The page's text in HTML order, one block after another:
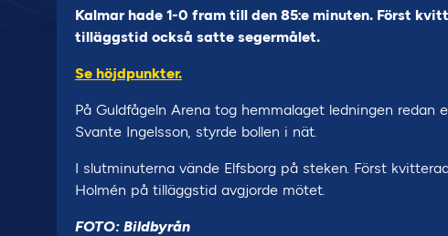
Kalmar hade 1-0 fram till den 85:e minuten. Först
tilläggstid också satte segermålet.
Se höjdpunkter.
På Guldfågeln Arena tog hemmalaget ledningen
Svante Ingelsson, styrde bollen i nät.
I slutminuterna vände Elfsborg på steken. Först
Holmén på tilläggstid avgjorde mötet.
FOTO: Bildbyrån